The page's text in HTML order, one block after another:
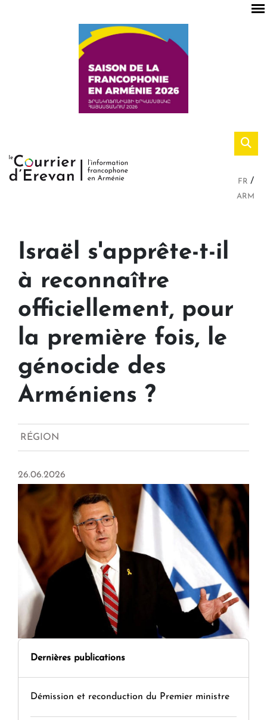
FR
ARM
Israël s'apprête-t-il
à reconnaître
officiellement, pour
la première fois, le
génocide des
Arméniens ?
RÉGION
26.06.2026
Dernières publications
Démission et reconduction du Premier ministre